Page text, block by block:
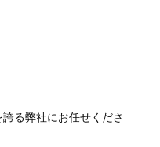
る弊社にお任せくださ